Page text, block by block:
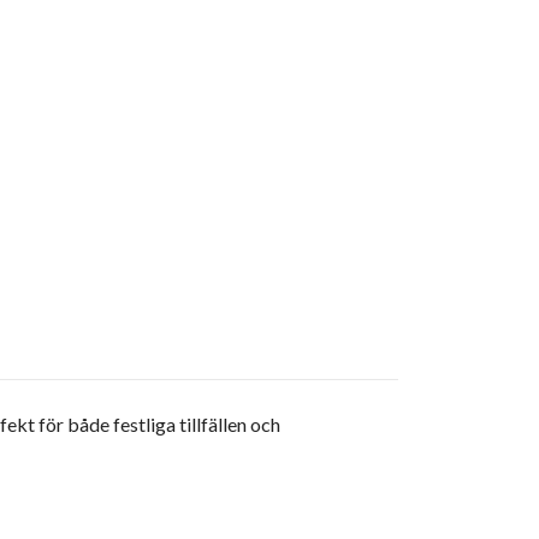
för både festliga tillfällen och